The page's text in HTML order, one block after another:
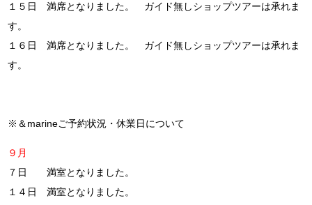
１５日 満席となりました。 ガイド無しショップツアーは承れま
す。
１６日 満席となりました。 ガイド無しショップツアーは承れま
す。
※＆marineご予約状況・休業日について
９月
７日 満室となりました。
１４日 満室となりました。